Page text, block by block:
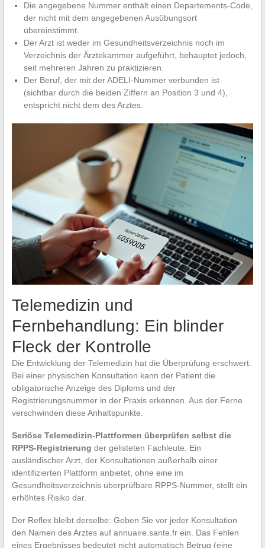
Die angegebene Nummer enthält einen Departements-Code,
der nicht mit dem angegebenen Ausübungsort
übereinstimmt.
Der Arzt ist weder im Gesundheitsverzeichnis noch im
Verzeichnis der Ärztekammer aufgeführt, behauptet jedoch,
seit mehreren Jahren zu praktizieren.
Der Beruf, der mit der ADELI-Nummer verbunden ist
(sichtbar durch die beiden Ziffern an Position 3 und 4),
entspricht nicht dem des Arztes.
Telemedizin und
Fernbehandlung: Ein blinder
Fleck der Kontrolle
Die Entwicklung der Telemedizin hat die Überprüfung erschwert.
Bei einer physischen Konsultation kann der Patient die
obligatorische Anzeige des Diploms und der
Registrierungsnummer in der Praxis erkennen. Aus der Ferne
verschwinden diese Anhaltspunkte.
Seriöse Telemedizin-Plattformen überprüfen selbst die
RPPS-Registrierung der gelisteten Fachleute. Ein
ausländischer Arzt, der Konsultationen außerhalb einer
identifizierten Plattform anbietet, ohne eine im
Gesundheitsverzeichnis überprüfbare RPPS-Nummer, stellt ein
erhöhtes Risiko dar.
Der Reflex bleibt derselbe: Geben Sie vor jeder Konsultation
den Namen des Arztes auf annuaire.sante.fr ein. Das Fehlen
eines Ergebnisses bedeutet nicht automatisch Betrug (eine